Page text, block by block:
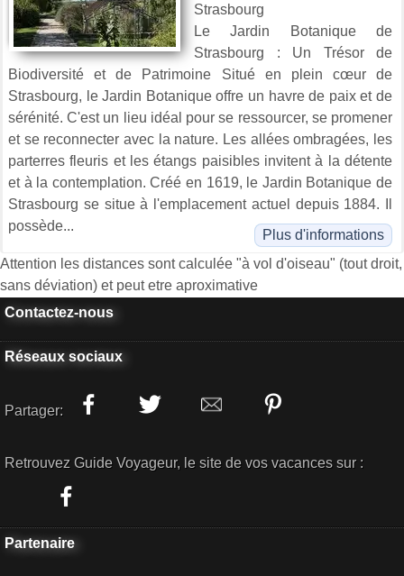
Strasbourg
Le Jardin Botanique de
Strasbourg : Un Trésor de
Biodiversité et de Patrimoine Situé en plein cœur de
Strasbourg, le Jardin Botanique offre un havre de paix et de
sérénité. C'est un lieu idéal pour se ressourcer, se promener
et se reconnecter avec la nature. Les allées ombragées, les
parterres fleuris et les étangs paisibles invitent à la détente
et à la contemplation. Créé en 1619, le Jardin Botanique de
Strasbourg se situe à l'emplacement actuel depuis 1884. Il
possède...
Plus d'informations
Attention les distances sont calculée "à vol d'oiseau" (tout droit,
sans déviation) et peut etre aproximative
Contactez-nous
Réseaux sociaux
Partager:
Retrouvez Guide Voyageur, le site de vos vacances sur :
Partenaire